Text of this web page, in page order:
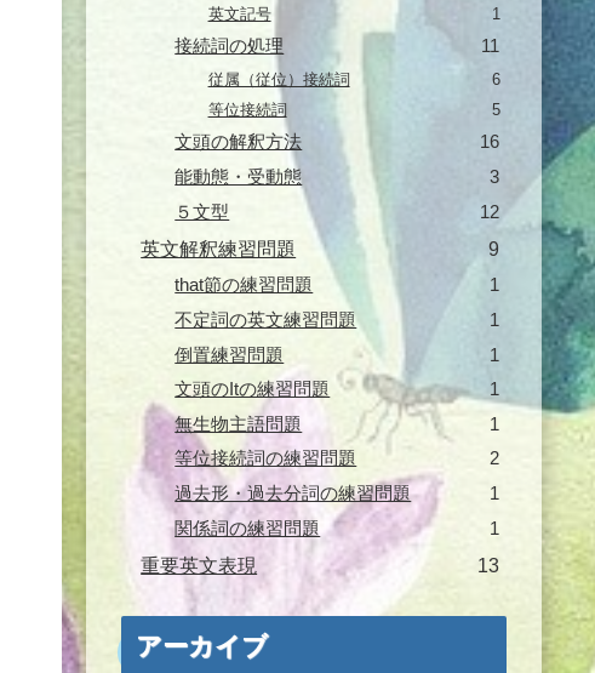
英文記号
1
接続詞の処理 11
従属（従位）接続詞
6
等位接続詞
5
文頭の解釈方法
16
能動態・受動態
3
５文型
12
英文解釈練習問題 9
that節の練習問題
1
不定詞の英文練習問題
1
倒置練習問題
1
文頭のItの練習問題
1
無生物主語問題
1
等位接続詞の練習問題
2
過去形・過去分詞の練習問題
1
関係詞の練習問題
1
重要英文表現 13
アーカイブ